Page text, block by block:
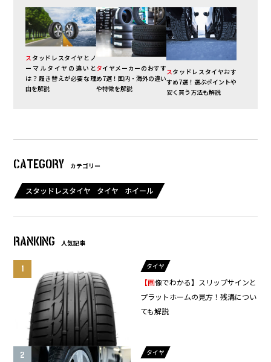
スタッドレスタイヤとノ
ーマルタイヤの違いと
は？履き替えが必要な理
由を解説
タイヤメーカーのおすす
め7選！国内・海外の違い
や特徴を解説
スタッドレスタイヤおす
すめ7選！選ぶポイントや
安く買う方法も解説
CATEGORY カテゴリー
スタッドレスタイヤ タイヤ ホイール
RANKING 人気記事
タイヤ
【画像でわかる】スリップサインと
プラットホームの見方！残溝につい
ても解説
タイヤ